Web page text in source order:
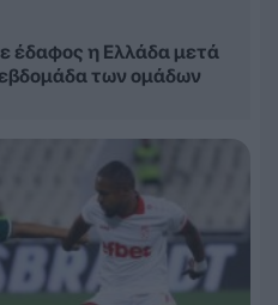
έδαφος η Ελλάδα μετά
των ομάδων